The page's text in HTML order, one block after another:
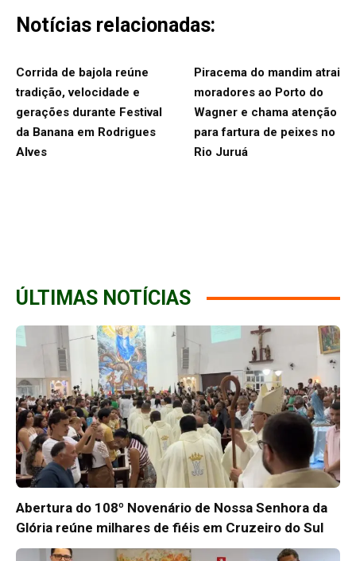
Notícias relacionadas:
Corrida de bajola reúne
tradição, velocidade e
gerações durante Festival
da Banana em Rodrigues
Alves
Piracema do mandim atrai
moradores ao Porto do
Wagner e chama atenção
para fartura de peixes no
Rio Juruá
ÚLTIMAS NOTÍCIAS
Abertura do 108º Novenário de Nossa Senhora da
Glória reúne milhares de fiéis em Cruzeiro do Sul